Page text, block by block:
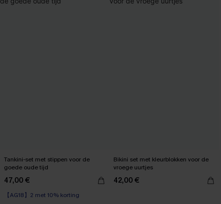
Tankini-set met stippen voor de
goede oude tijd
47,00 €
【AG18】2 met 10% korting
Bikini set met kleurblokken voor de
vroege uurtjes
42,00 €